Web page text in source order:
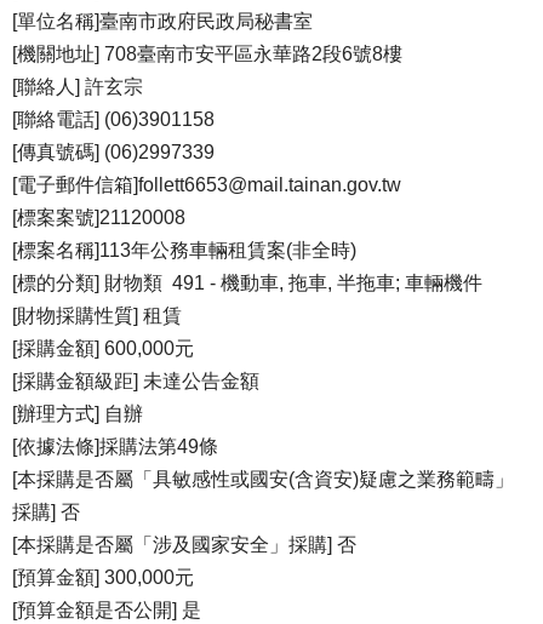
[單位名稱]臺南市政府民政局秘書室
[機關地址] 708臺南市安平區永華路2段6號8樓
[聯絡人] 許玄宗
[聯絡電話] (06)3901158
[傳真號碼] (06)2997339
[電子郵件信箱]follett6653@mail.tainan.gov.tw
[標案案號]21120008
[標案名稱]113年公務車輛租賃案(非全時)
[標的分類] 財物類 491 - 機動車, 拖車, 半拖車; 車輛機件
[財物採購性質] 租賃
[採購金額] 600,000元
[採購金額級距] 未達公告金額
[辦理方式] 自辦
[依據法條]採購法第49條
[本採購是否屬「具敏感性或國安(含資安)疑慮之業務範疇」
採購] 否
[本採購是否屬「涉及國家安全」採購] 否
[預算金額] 300,000元
[預算金額是否公開] 是